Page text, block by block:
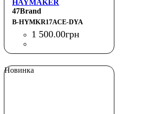
HAYMAKER
47Brand
B-HYMKR17ACE-DYA
1 500.00грн
Новинка